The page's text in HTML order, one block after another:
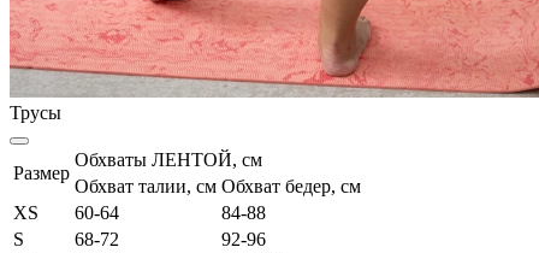
Трусы
Размер
Обхваты ЛЕНТОЙ, см
Обхват талии, см Обхват бедер, см
XS
60-64
84-88
S
68-72
92-96